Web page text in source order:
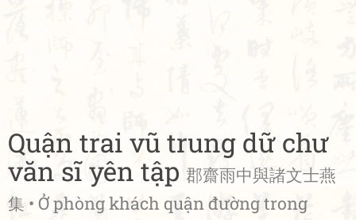
Quận trai vũ trung dữ chư
văn sĩ yên tập 郡齋雨中與諸文士燕
集 • Ở phòng khách quận đường trong